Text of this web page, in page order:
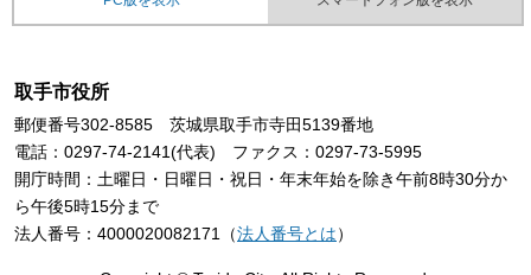
取手市役所
郵便番号302-8585 茨城県取手市寺田5139番地
電話：0297-74-2141(代表) ファクス：0297-73-5995
開庁時間：土曜日・日曜日・祝日・年末年始を除き午前8時30分か
ら午後5時15分まで
法人番号：4000020082171（法人番号とは）